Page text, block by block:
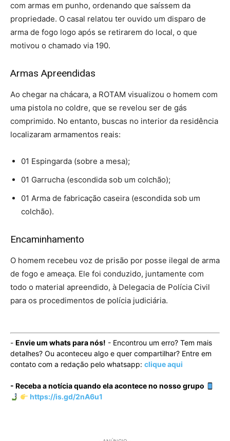
com armas em punho, ordenando que saíssem da
propriedade. O casal relatou ter ouvido um disparo de
arma de fogo logo após se retirarem do local, o que
motivou o chamado via 190.
Armas Apreendidas
Ao chegar na chácara, a ROTAM visualizou o homem com
uma pistola no coldre, que se revelou ser de gás
comprimido. No entanto, buscas no interior da residência
localizaram armamentos reais:
01 Espingarda (sobre a mesa);
01 Garrucha (escondida sob um colchão);
01 Arma de fabricação caseira (escondida sob um
colchão).
Encaminhamento
O homem recebeu voz de prisão por posse ilegal de arma
de fogo e ameaça. Ele foi conduzido, juntamente com
todo o material apreendido, à Delegacia de Polícia Civil
para os procedimentos de polícia judiciária.
- Envie um whats para nós! - Encontrou um erro? Tem mais
detalhes? Ou aconteceu algo e quer compartilhar? Entre em
contato com a redação pelo whatsapp: clique aqui
- Receba a notícia quando ela acontece no nosso grupo
https://is.gd/2nA6u1